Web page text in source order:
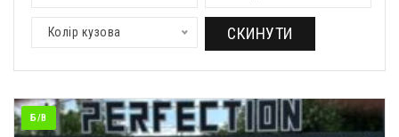
Колір кузова СКИНУТИ
Б/В